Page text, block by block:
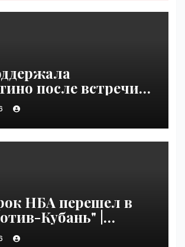
после встречи
|
НБА перешел в
Кубань" |